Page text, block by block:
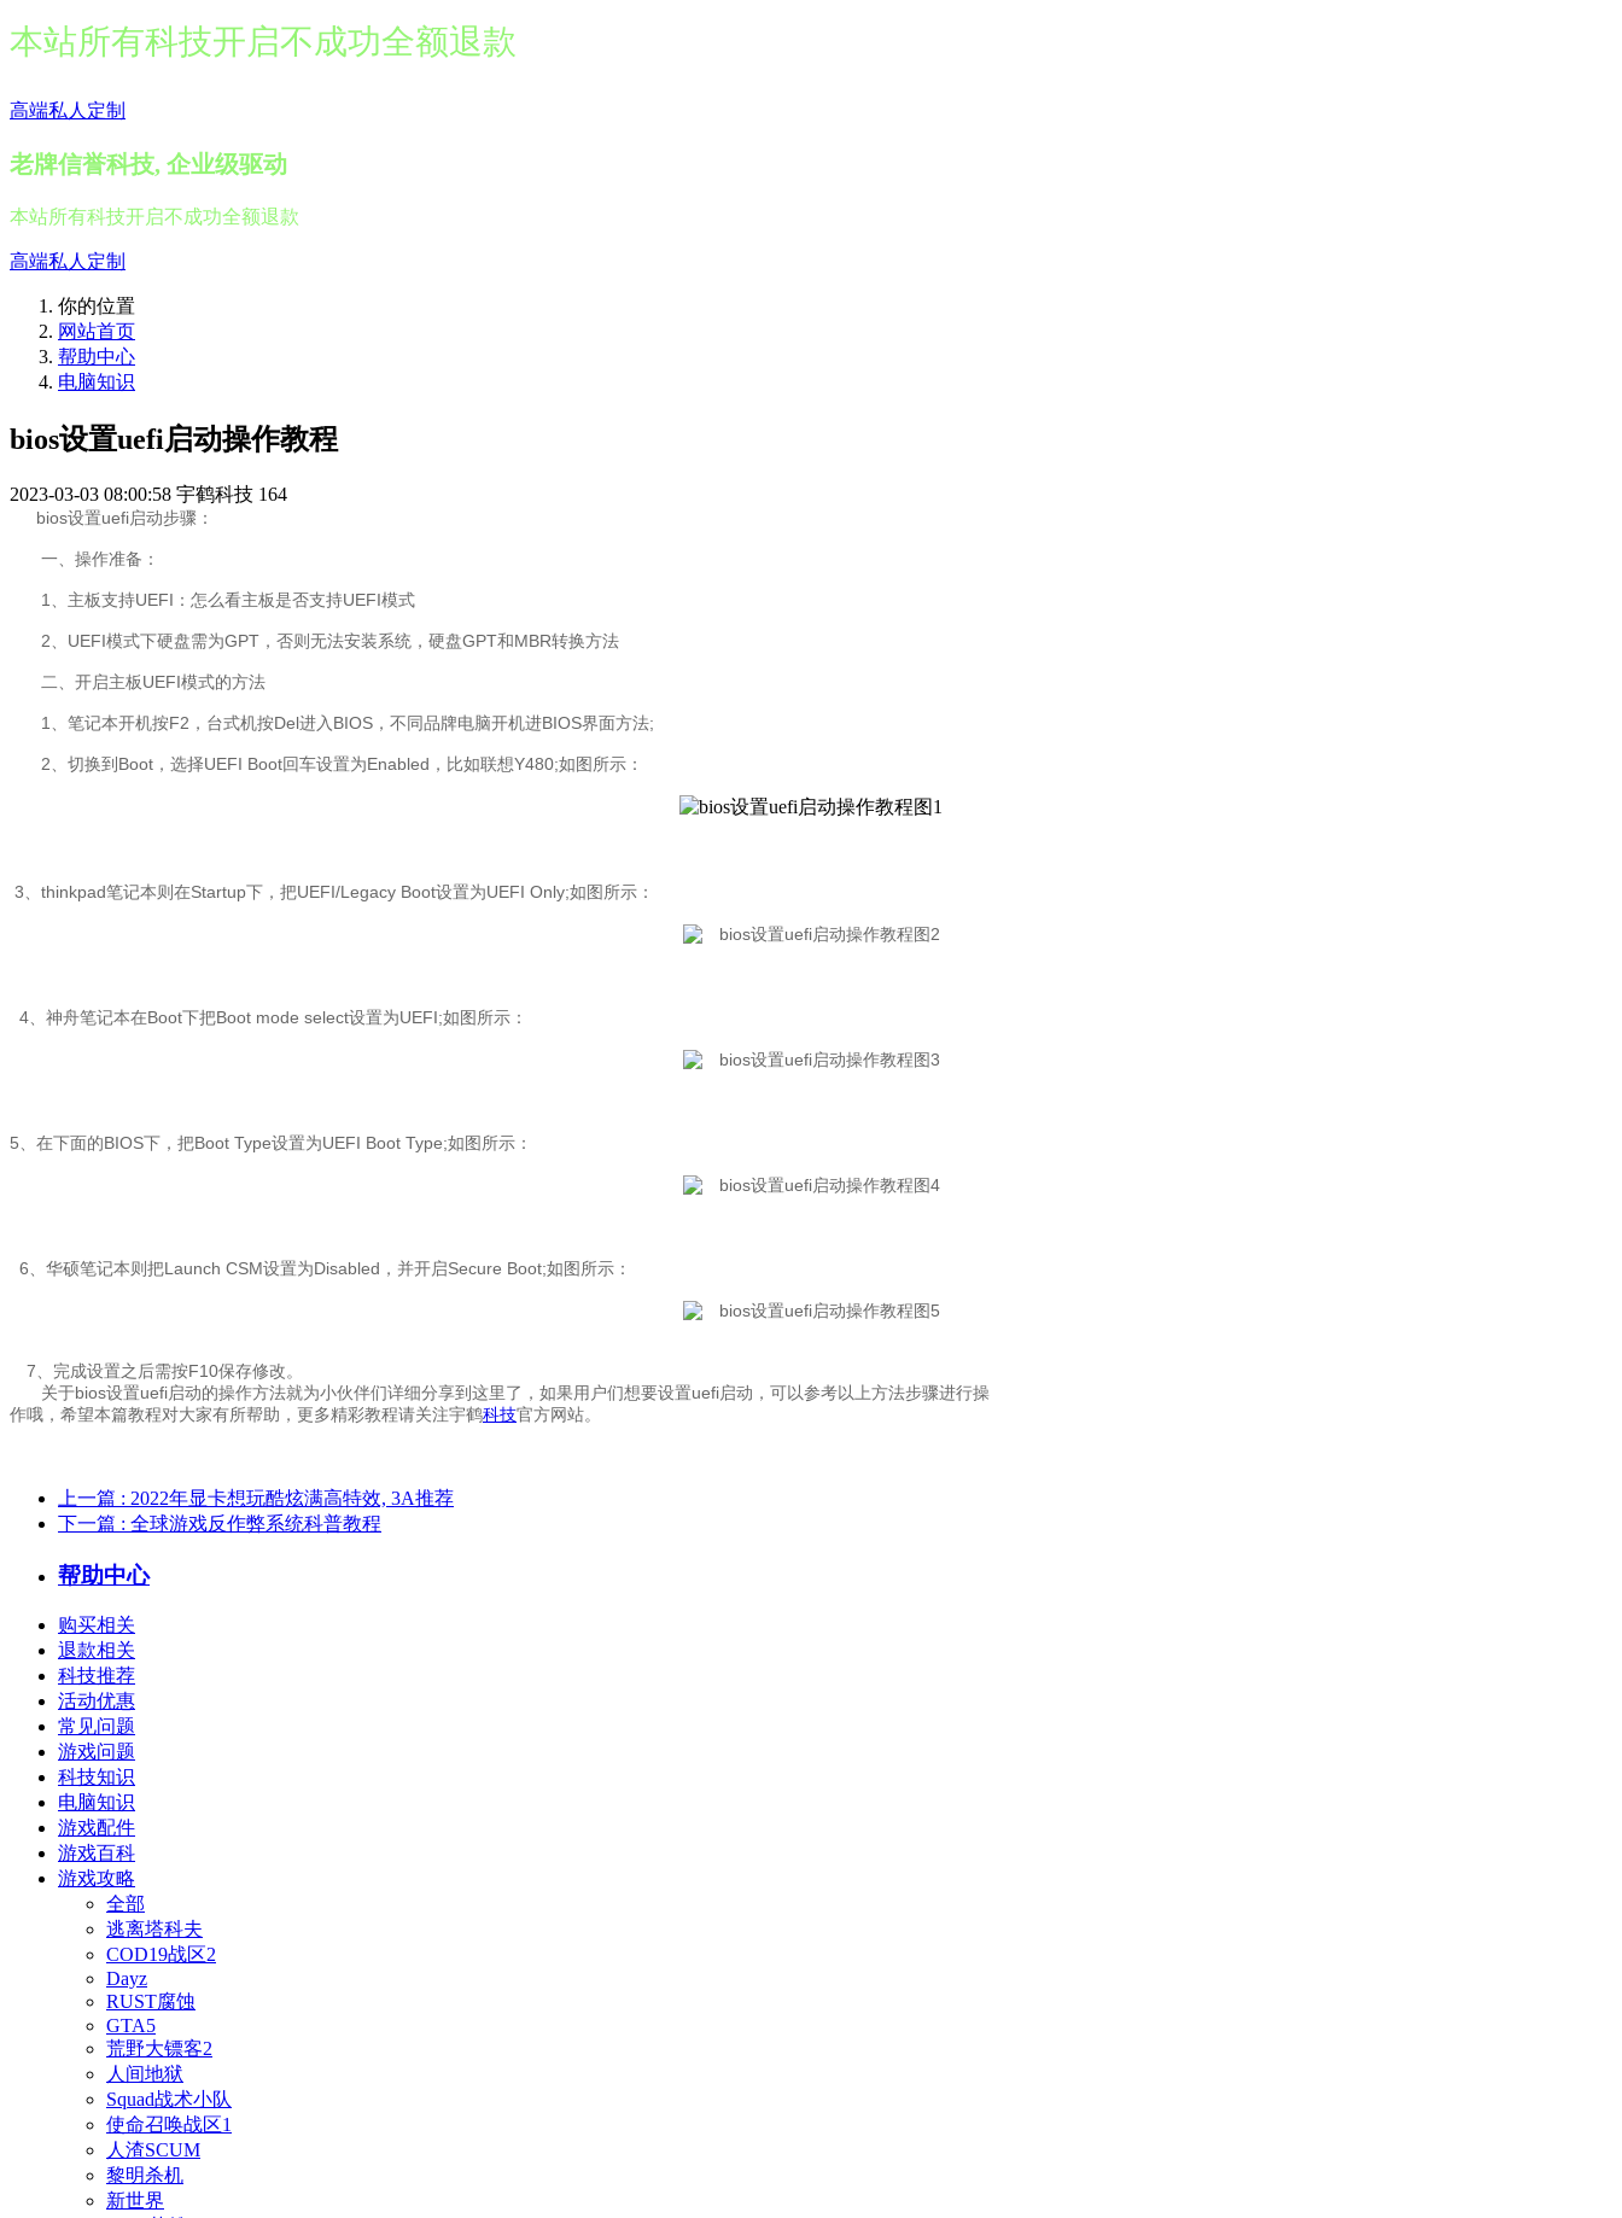
本站所有科技开启不成功全额退款
高端私人定制
老牌信誉科技, 企业级驱动
本站所有科技开启不成功全额退款
高端私人定制
你的位置
网站首页
帮助中心
电脑知识
bios设置uefi启动操作教程
2023-03-03 08:00:58 宇鹤科技 164
bios设置uefi启动步骤：
一、操作准备：
1、主板支持UEFI：怎么看主板是否支持UEFI模式
2、UEFI模式下硬盘需为GPT，否则无法安装系统，硬盘GPT和MBR转换方法
二、开启主板UEFI模式的方法
1、笔记本开机按F2，台式机按Del进入BIOS，不同品牌电脑开机进BIOS界面方法;
2、切换到Boot，选择UEFI Boot回车设置为Enabled，比如联想Y480;如图所示：
3、thinkpad笔记本则在Startup下，把UEFI/Legacy Boot设置为UEFI Only;如图所示：
4、神舟笔记本在Boot下把Boot mode select设置为UEFI;如图所示：
5、在下面的BIOS下，把Boot Type设置为UEFI Boot Type;如图所示：
6、华硕笔记本则把Launch CSM设置为Disabled，并开启Secure Boot;如图所示：
7、完成设置之后需按F10保存修改。
关于bios设置uefi启动的操作方法就为小伙伴们详细分享到这里了，如果用户们想要设置uefi启动，可以参考以上方法步骤进行操
作哦，希望本篇教程对大家有所帮助，更多精彩教程请关注宇鹤科技官方网站。
上一篇 : 2022年显卡想玩酷炫满高特效, 3A推荐
下一篇 : 全球游戏反作弊系统科普教程
帮助中心
购买相关
退款相关
科技推荐
活动优惠
常见问题
游戏问题
科技知识
电脑知识
游戏配件
游戏百科
游戏攻略
全部
逃离塔科夫
COD19战区2
Dayz
RUST腐蚀
GTA5
荒野大镖客2
人间地狱
Squad战术小队
使命召唤战区1
人渣SCUM
黎明杀机
新世界